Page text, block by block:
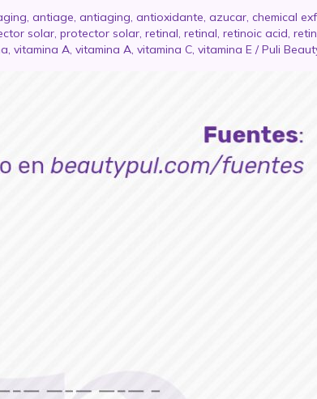
, antiage, antiaging, antioxidante, azucar, chemical
solar, protector solar, retinal, retinal, retinoic acid,
, vitamina A, vitamina A, vitamina C, vitamina E /Puli